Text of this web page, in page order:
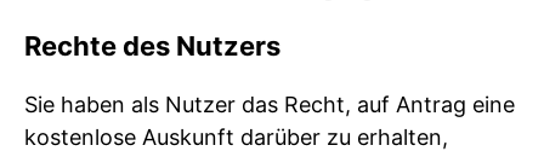
Rechte des Nutzers
Sie haben als Nutzer das Recht, auf Antrag eine
kostenlose Auskunft darüber zu erhalten,